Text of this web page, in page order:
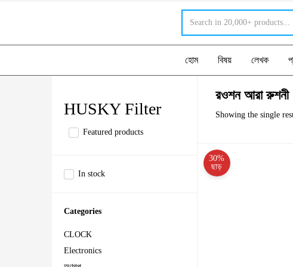
হোম বিষয় লেখক
HUSKY Filter
Featured products
In stock
Categories
CLOCK
Electronics
রওশন আরা রুশনী
Showing the single
30%
ছাড়